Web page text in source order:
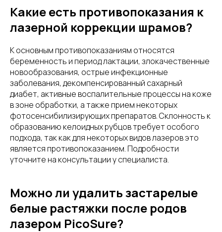
Какие есть противопоказания к
лазерной коррекции шрамов?
К основным противопоказаниям относятся
беременность и период лактации, злокачественные
новообразования, острые инфекционные
заболевания, декомпенсированный сахарный
диабет, активные воспалительные процессы на коже
в зоне обработки, а также прием некоторых
фотосенсибилизирующих препаратов. Склонность к
образованию келоидных рубцов требует особого
подхода, так как для некоторых видов лазеров это
является противопоказанием. Подробности
уточните на консультации у специалиста.
Можно ли удалить застарелые
белые растяжки после родов
лазером PicoSure?